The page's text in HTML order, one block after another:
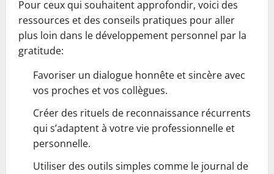
Pour ceux qui souhaitent approfondir, voici des
ressources et des conseils pratiques pour aller
plus loin dans le développement personnel par la
gratitude:
Favoriser un dialogue honnête et sincère avec
vos proches et vos collègues.
Créer des rituels de reconnaissance récurrents
qui s’adaptent à votre vie professionnelle et
personnelle.
Utiliser des outils simples comme le journal de